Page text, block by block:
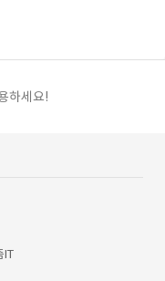
하세요!
IT